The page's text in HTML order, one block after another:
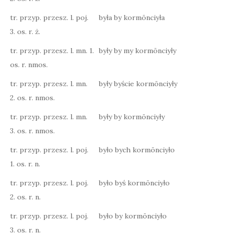
tr. przyp. przesz. l. poj.
3. os. r. ż.
była by kormōnciyła
tr. przyp. przesz. l. mn. 1.
os. r. nmos.
były by my kormōnciyły
tr. przyp. przesz. l. mn.
2. os. r. nmos.
były byście kormōnciyły
tr. przyp. przesz. l. mn.
3. os. r. nmos.
były by kormōnciyły
tr. przyp. przesz. l. poj.
1. os. r. n.
było bych kormōnciyło
tr. przyp. przesz. l. poj.
2. os. r. n.
było byś kormōnciyło
tr. przyp. przesz. l. poj.
3. os. r. n.
było by kormōnciyło